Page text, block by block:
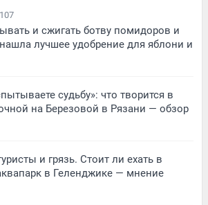
107
и сжигать ботву помидоров и
лучшее удобрение для яблони и
судьбу»: что творится в
на Березовой в Рязани — обзор
и грязь. Стоит ли ехать в
в Геленджике — мнение